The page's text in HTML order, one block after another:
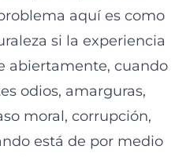
aquí es como
si la experiencia
abiertamente, cuando
odios, amarguras,
moral, corrupción,
está de por medio